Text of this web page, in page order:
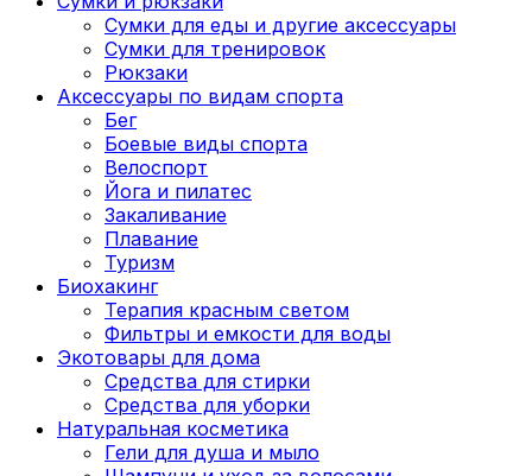
Сумки для еды и другие аксессуары
Сумки для тренировок
Рюкзаки
Аксессуары по видам спорта
Бег
Боевые виды спорта
Велоспорт
Йога и пилатес
Закаливание
Плавание
Туризм
Биохакинг
Терапия красным светом
Фильтры и емкости для воды
Экотовары для дома
Средства для стирки
Средства для уборки
Натуральная косметика
Гели для душа и мыло